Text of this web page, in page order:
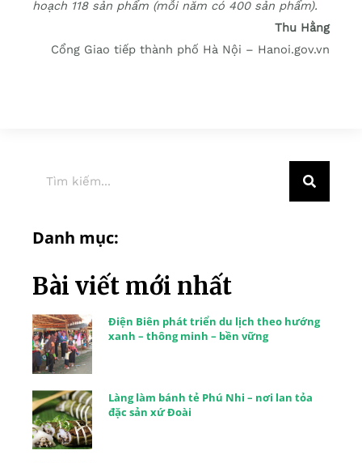
hoạch 118 sản phẩm (mỗi năm có 400 sản phẩm).
Thu Hằng
Cổng Giao tiếp thành phố Hà Nội – Hanoi.gov.vn
Danh mục:
Bài viết mới nhất
Điện Biên phát triển du lịch theo hướng
xanh – thông minh – bền vững
Làng làm bánh tẻ Phú Nhi – nơi lan tỏa
đặc sản xứ Đoài